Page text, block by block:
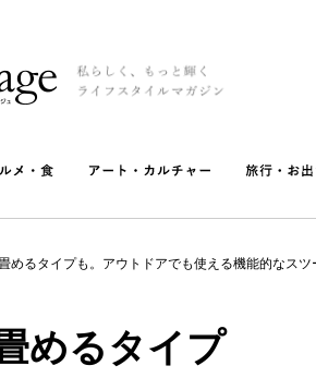
めるタイプも。アウトドアでも使える機能的なスツ
めるタイプ